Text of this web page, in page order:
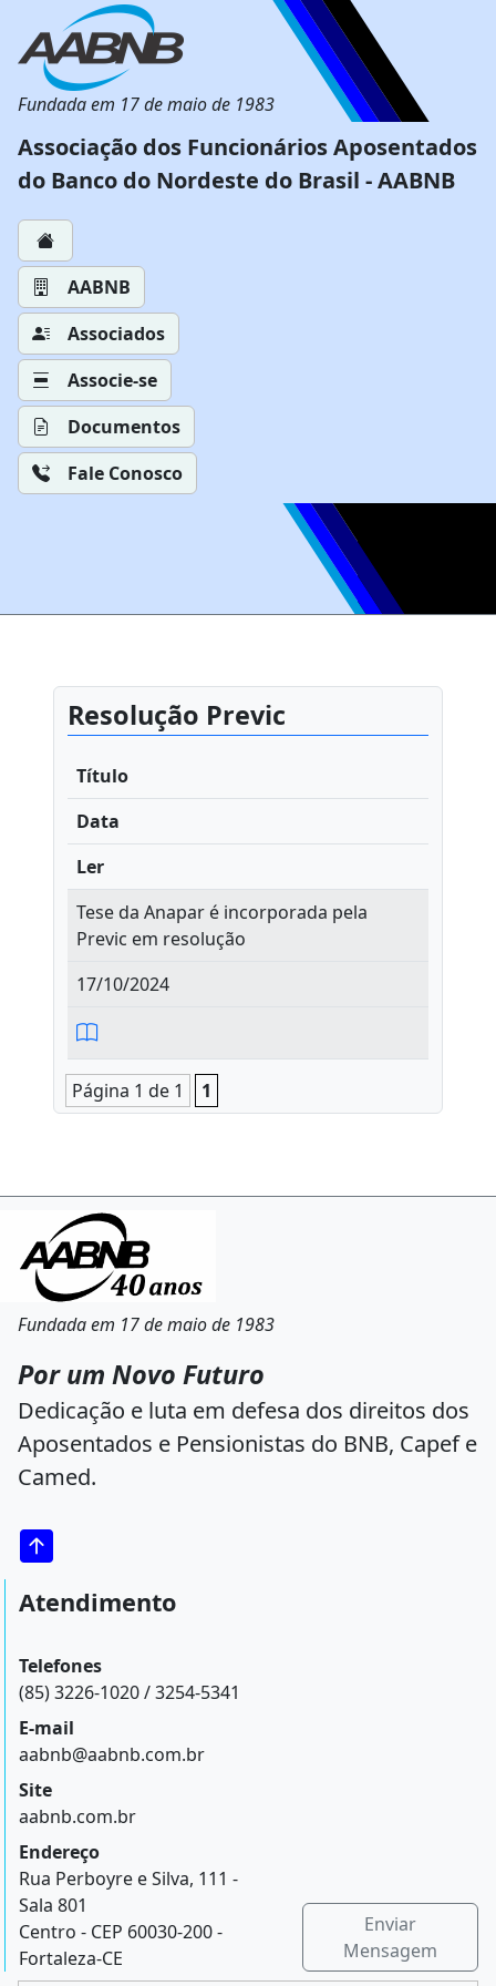
Fundada em 17 de maio de 1983
Associação dos Funcionários Aposentados
do Banco do Nordeste do Brasil - AABNB
AABNB
Associados
Associe-se
Documentos
Fale Conosco
Resolução Previc
Título
Data
Ler
Tese da Anapar é incorporada pela
Previc em resolução
17/10/2024
Página 1 de 1 1
Fundada em 17 de maio de 1983
Por um Novo Futuro
Dedicação e luta em defesa dos direitos dos
Aposentados e Pensionistas do BNB, Capef e
Camed.
Atendimento
Telefones
(85) 3226-1020 / 3254-5341
E-mail
aabnb@aabnb.com.br
Site
aabnb.com.br
Endereço
Rua Perboyre e Silva, 111 -
Sala 801
Centro - CEP 60030-200 -
Fortaleza-CE
Enviar
Mensagem